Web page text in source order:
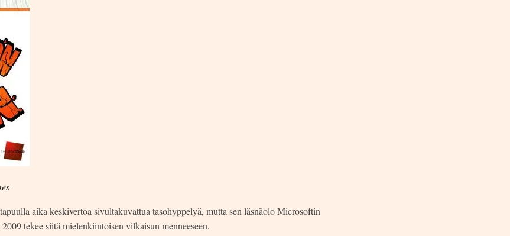
aika keskivertoa sivultakuvattua tasohyppelyä, mutta sen läsnäolo Microsoftin
tekee siitä mielenkiintoisen vilkaisun menneeseen.